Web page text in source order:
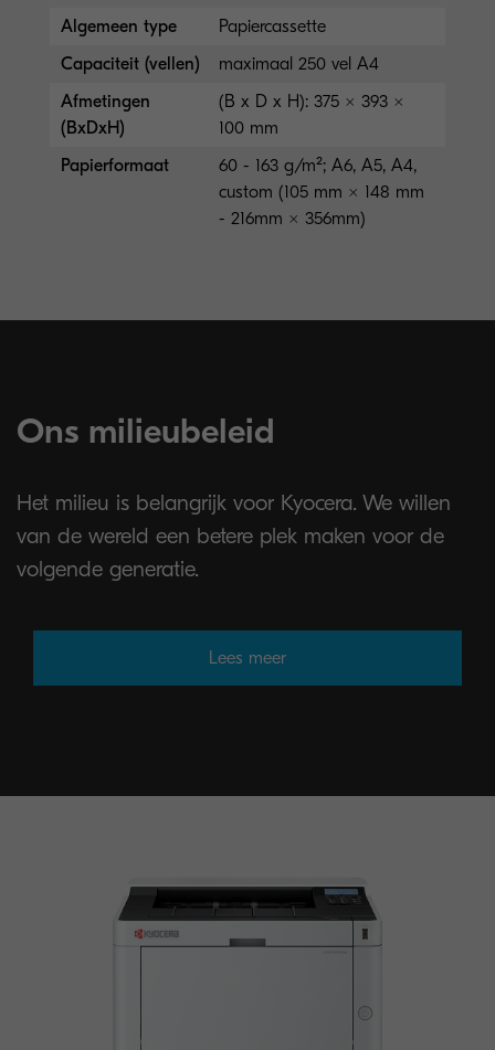
Algemeen type
Papiercassette
Capaciteit (vellen)
maximaal 250 vel A4
Afmetingen
(BxDxH)
(B x D x H): 375 × 393 ×
100 mm
Papierformaat
60 - 163 g/m²; A6, A5, A4,
custom (105 mm × 148 mm
- 216mm × 356mm)
Ons milieubeleid
Het milieu is belangrijk voor Kyocera. We willen
van de wereld een betere plek maken voor de
volgende generatie.
Lees meer